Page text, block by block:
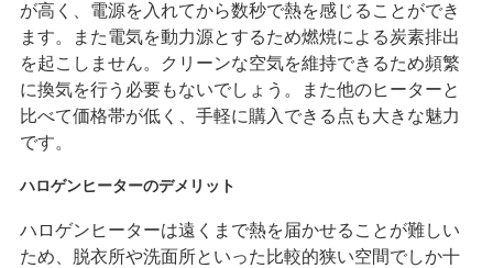
が高く、電源を入れてから数秒で熱を感じることができ
ます。また電気を動力源とするため燃焼による炭素排出
を起こしません。クリーンな空気を維持できるため頻繁
に換気を行う必要もないでしょう。また他のヒーターと
比べて価格帯が低く、手軽に購入できる点も大きな魅力
です。
ハロゲンヒーターのデメリット
ハロゲンヒーターは遠くまで熱を届かせることが難しい
ため、脱衣所や洗面所といった比較的狭い空間でしか十